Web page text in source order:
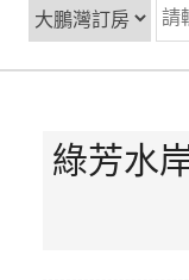
綠芳水